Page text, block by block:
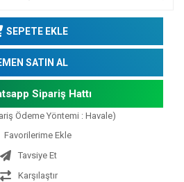
SEPETE EKLE
SATIN AL
Sipariş Hattı
Ödeme Yöntemi : Havale)
Tavsiye Et
Karşılaştır